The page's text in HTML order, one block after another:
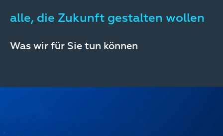
alle, die Zukunft gestalten wollen
Was wir für Sie tun können